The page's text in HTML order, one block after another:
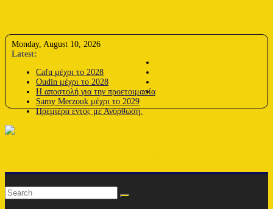
Monday, August 10, 2026
Latest:
Cafu μέχρι το 2028
Oudin μέχρι το 2028
Η αποστολή για την προετοιμασία
Samy Merzouk μέχρι το 2029
Πρεμιέρα εντός με Ανόρθωση.